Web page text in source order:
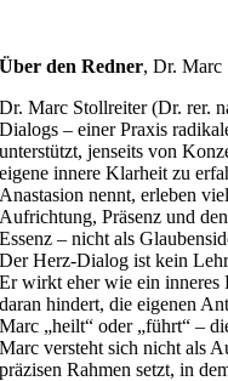
Über den Redner,Dr. Marc
Dr. Marc Stollreiter (Dr. rer.
Dialogs – einer Praxis
unterstützt, jenseits von
eigene innere Klarheit zu
Anastasion nennt, erleben
Aufrichtung, Präsenz und
Essenz – nicht als
Der Herz-Dialog ist kein
Er wirkt eher wie ein inneres
daran hindert, die eigenen
Marc „heilt“ oder „führt“ –
Marc versteht sich nicht als
präzisen Rahmen setzt, in